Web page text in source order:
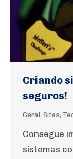
Criando
seguros!
Geral , Sites,
Consegue
sistemas